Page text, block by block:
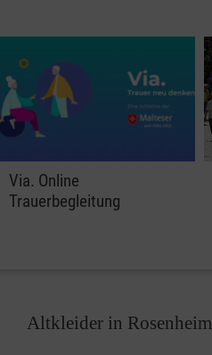
Via. Online
Trauerbegleitung
Altkleider in Rosenheim